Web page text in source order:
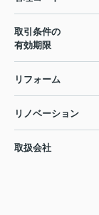
取引条件の
有効期限
リフォーム
リノベーション
取扱会社